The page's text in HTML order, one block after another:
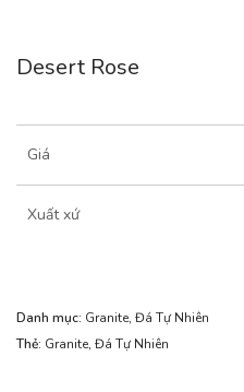
Desert Rose
Giá
Xuất xứ
Danh mục: Granite, Đá Tự Nhiên
Thẻ: Granite, Đá Tự Nhiên